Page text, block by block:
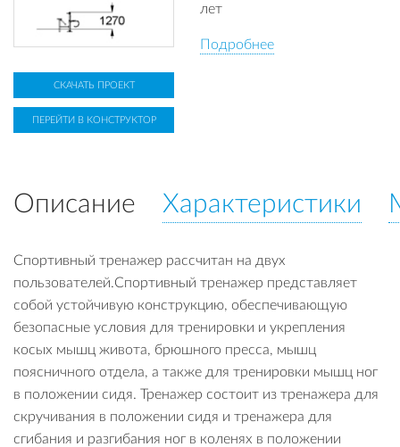
лет
Подробнее
СКАЧАТЬ ПРОЕКТ
ПЕРЕЙТИ В КОНСТРУКТОР
Описание Характеристики
Спортивный тренажер рассчитан на двух
пользователей.Спортивный тренажер представляет
собой устойчивую конструкцию, обеспечивающую
безопасные условия для тренировки и укрепления
косых мышц живота, брюшного пресса, мышц
поясничного отдела, а также для тренировки мышц ног
в положении сидя. Тренажер состоит из тренажера для
скручивания в положении сидя и тренажера для
сгибания и разгибания ног в коленях в положении